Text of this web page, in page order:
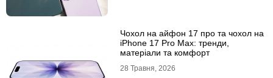
Чохол на айфон 17 про та чохол на
iPhone 17 Pro Max: тренди,
матеріали та комфорт
28 Травня, 2026